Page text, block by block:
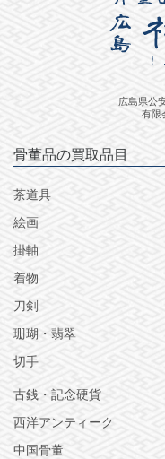
広島県公
有限
骨董品の買取品目
茶道具
絵画
掛軸
着物
刀剣
珊瑚・翡翠
切手
古銭・記念硬貨
西洋アンティーク
中国骨董